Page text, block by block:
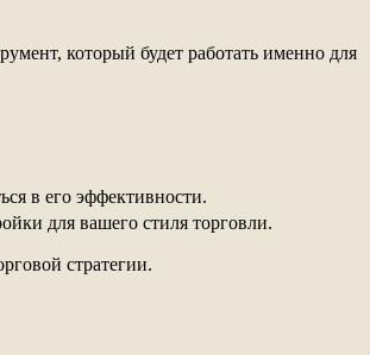
который будет работать именно для
в его эффективности.
для вашего стиля торговли.
стратегии.